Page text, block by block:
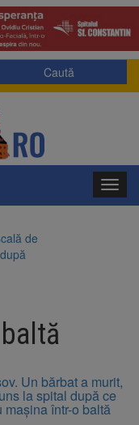
de
Un bărbat a murit,
la spital după ce
mașina într-o baltă